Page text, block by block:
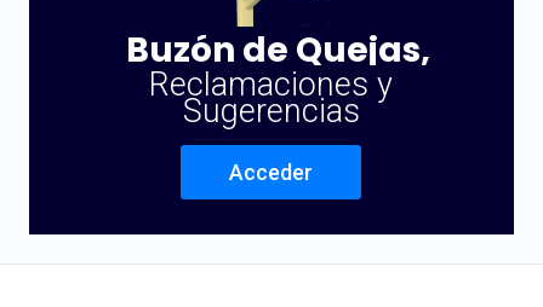
Buzón de Quejas,
Reclamaciones y
Sugerencias
Acceder